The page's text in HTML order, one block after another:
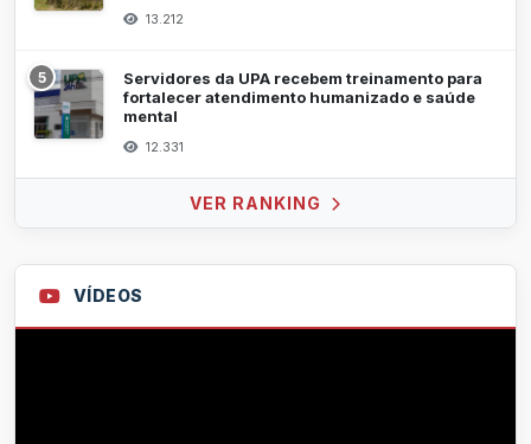
13.212
5
Servidores da UPA recebem treinamento para
fortalecer atendimento humanizado e saúde
mental
12.331
VER RANKING
VÍDEOS